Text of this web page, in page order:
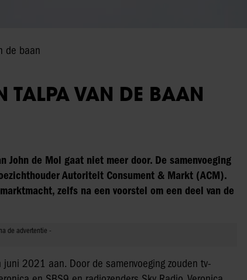
de baan
TALPA VAN DE BAAN
John de Mol gaat niet meer door. De samenvoeging
Autoriteit Consument & Markt (ACM).
zelfs na een voorstel om een deel van de
2021 aan. Door de samenvoeging zouden tv-